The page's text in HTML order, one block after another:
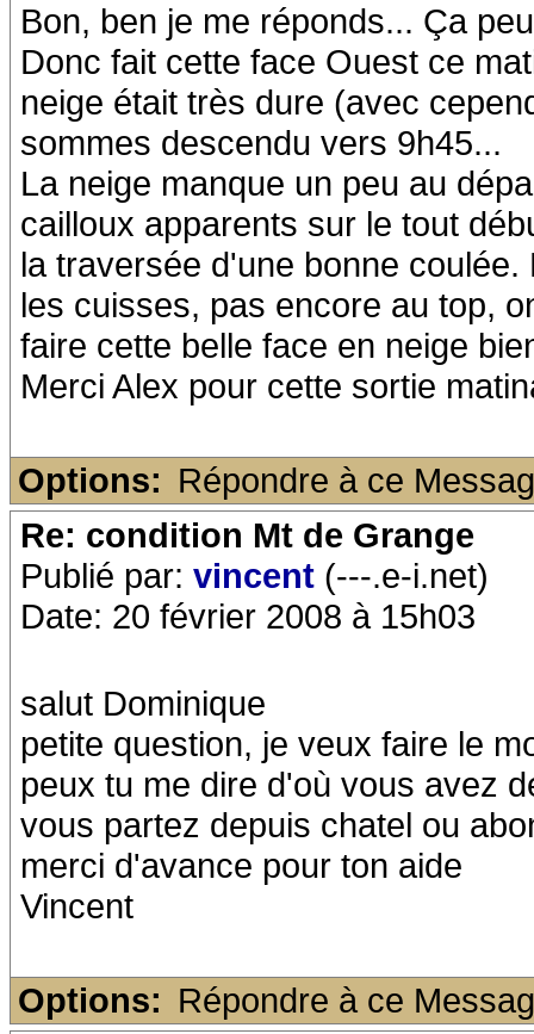
Bon, ben je me réponds... Ça
Donc fait cette face Ouest ce
neige était très dure (avec
sommes descendu vers 9h45...
La neige manque un peu au
cailloux apparents sur le tout
la traversée d'une bonne
les cuisses, pas encore au top,
faire cette belle face en neige
Merci Alex pour cette sortie
Options: Répondre à ce
Re: condition Mt de Grange
Publié par: vincent (---.e-i.net)
Date: 20 février 2008 à 15h03
salut Dominique
petite question, je veux faire le
peux tu me dire d'où vous avez
vous partez depuis chatel ou
merci d'avance pour ton aide
Vincent
Options: Répondre à ce